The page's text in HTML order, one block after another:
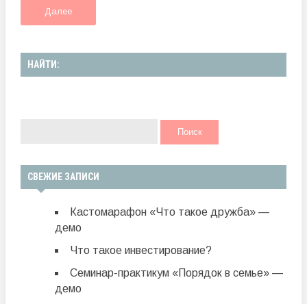
Далее
НАЙТИ:
СВЕЖИЕ ЗАПИСИ
Кастомарафон «Что такое дружба» —
демо
Что такое инвестирование?
Семинар-практикум «Порядок в семье» —
демо